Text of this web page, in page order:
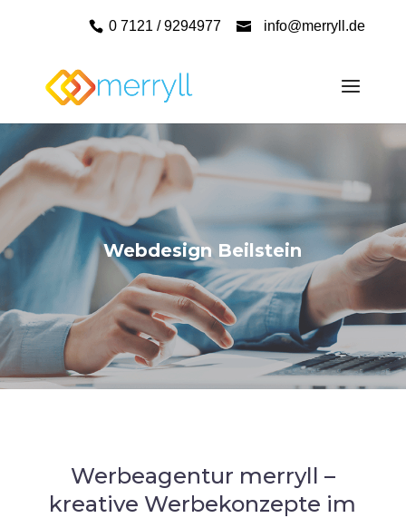
0 7121 / 9294977 info@merryll.de
Webdesign Beilstein
Werbeagentur merryll –
kreative Werbekonzepte im